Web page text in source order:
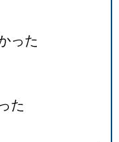
った
た